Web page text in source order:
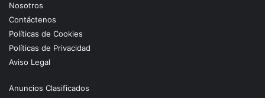
Nosotros
Contáctenos
Políticas de Cookies
Políticas de Privacidad
Aviso Legal
Anuncios Clasificados